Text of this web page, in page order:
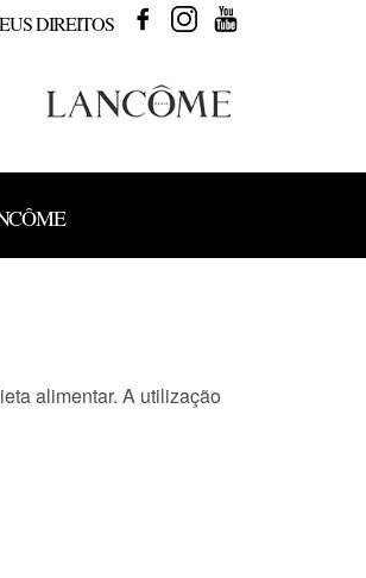
DIREITOS FACEBOOKINSTAGRAM
alimentar. A utilização